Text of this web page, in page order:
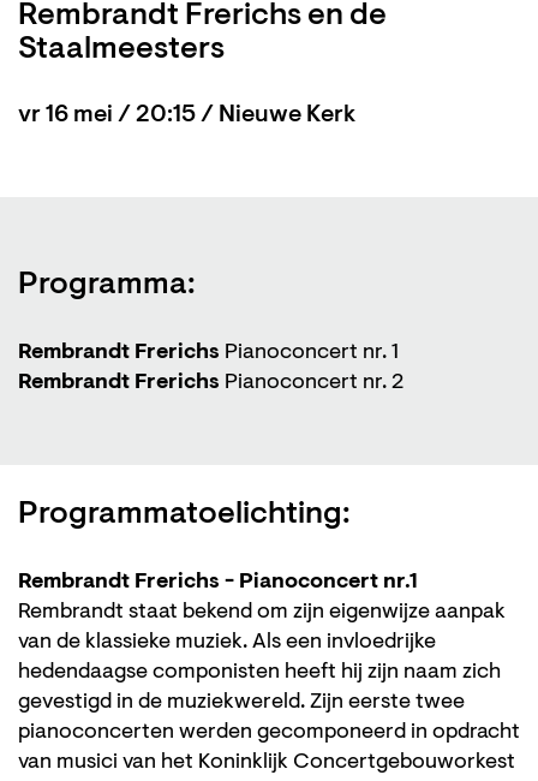
Rembrandt Frerichs en de
Staalmeesters
vr 16 mei / 20:15 / Nieuwe Kerk
Programma:
Rembrandt Frerichs Pianoconcert nr. 1
Rembrandt Frerichs Pianoconcert nr. 2
Programmatoelichting:
Rembrandt Frerichs - Pianoconcert nr.1
Rembrandt staat bekend om zijn eigenwijze aanpak
van de klassieke muziek. Als een invloedrijke
hedendaagse componisten heeft hij zijn naam zich
gevestigd in de muziekwereld. Zijn eerste twee
pianoconcerten werden gecomponeerd in opdracht
van musici van het Koninklijk Concertgebouworkest